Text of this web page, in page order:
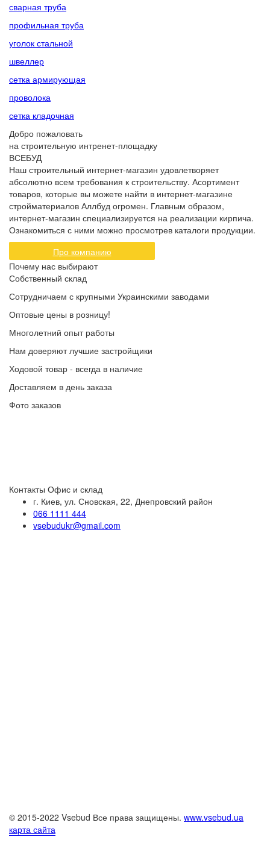
сварная труба
профильная труба
уголок стальной
швеллер
сетка армирующая
проволока
сетка кладочная
Добро пожаловать
на строительную интренет-площадку
ВСЕБУД
Наш строительный интернет-магазин удовлетворяет
абсолютно всем требования к строительству. Асортимент
товаров, которые вы можете найти в интернет-магазине
стройматериалов Аллбуд огромен. Главным образом,
интернет-магазин специализируется на реализации кирпича.
Ознакомиться с ними можно просмотрев каталоги продукции.
Про компанию
Почему нас выбирают
Собственный склад
Сотрудничаем с крупными Украинскими заводами
Оптовые цены в розницу!
Многолетний опыт работы
Нам доверяют лучшие застройщики
Ходовой товар - всегда в наличие
Доставляем в день заказа
Фото заказов
Контакты Офис и склад
г. Киев, ул. Сновская, 22, Днепровский район
066 1111 444
vsebudukr@gmail.com
© 2015-2022 Vsebud Все права защищены. www.vsebud.ua
карта сайта